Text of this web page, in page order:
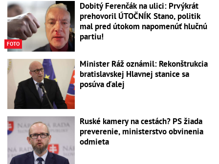
FOTO
Dobitý Ferenčák na ulici: Prvýkrát
prehovoril ÚTOČNÍK Stano, politik
mal pred útokom napomenúť hlučnú
partiu!
Minister Ráž oznámil: Rekonštrukcia
bratislavskej Hlavnej stanice sa
posúva ďalej
Ruské kamery na cestách? PS žiada
preverenie, ministerstvo obvinenia
odmieta